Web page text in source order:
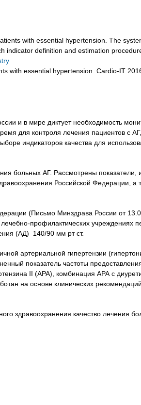
with essential hypertension. The
indicator definition and estimation
with essential hypertension. Cardio-IT
и в мире диктует необходимость
для контроля лечения пациентов с
индикаторов качества для
больных АГ. Рассмотрены
Российской Федерации,
(Письмо Минздрава России от
профилактических учреждениях
(АД) 140/90 мм рт ст.
артериальной гипертензии
показатель частоты
II (АРА), комбинация АРА с
на основе клинических
здравоохранения качество